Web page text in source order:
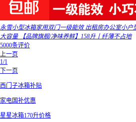
永雪小型冰箱家用双门一级能效 出租房办公室小户
大容量 【品牌旗舰/净味养鲜】158升丨纤薄不占地
5000条评价
上一页
1/1
下一页
西门子冰箱补贴
家电国补优惠
星星冰箱170升价格